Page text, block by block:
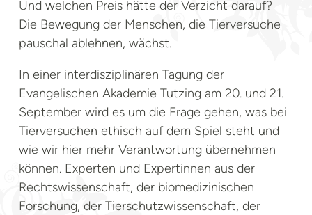
Und welchen Preis hätte der Verzicht darauf?
Die Bewegung der Menschen, die Tierversuche
pauschal ablehnen, wächst.
In einer interdisziplinären Tagung der
Evangelischen Akademie Tutzing am 20. und 21.
September wird es um die Frage gehen, was bei
Tierversuchen ethisch auf dem Spiel steht und
wie wir hier mehr Verantwortung übernehmen
können. Experten und Expertinnen aus der
Rechtswissenschaft, der biomedizinischen
Forschung, der Tierschutzwissenschaft, der